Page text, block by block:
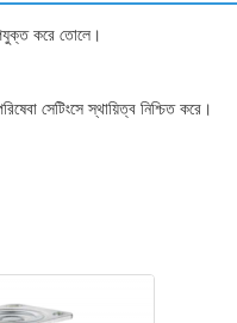
করে তোলে।
সেটিংসে স্থায়িত্ব নিশ্চিত করে।